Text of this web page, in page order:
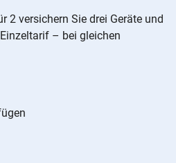
2 versichern Sie drei Geräte und
– bei gleichen